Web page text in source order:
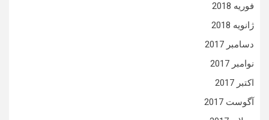
فوریه 2018
ژانویه 2018
دسامبر 2017
نوامبر 2017
اکتبر 2017
آگوست 2017